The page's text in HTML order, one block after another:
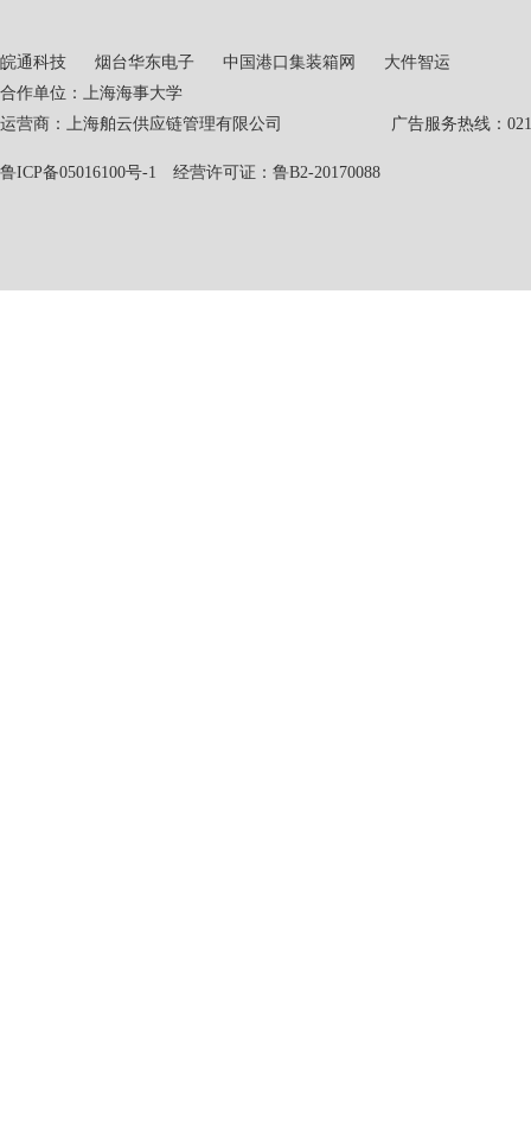
皖通科技 烟台华东电子 中国港口集装箱网
大件智运
合作单位：上海海事大学
运营商：上海舶云供应链管理有限公司 广告服务热线：021-
鲁ICP备05016100号-1 经营许可证：鲁B2-20170088